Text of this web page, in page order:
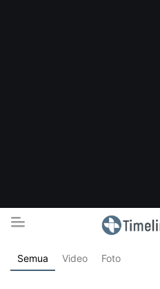
Timelines.id
Media Literasi, Sejarah &
Semua Video Foto